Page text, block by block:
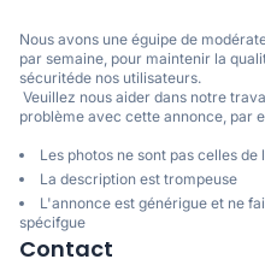
Nous avons une éguipe de
par semaine, pour maintenir la
sécuritéde nos utilisateurs.
Veuillez nous aider dans notre
problème avec cette annonce, par
Les photos ne sont pas celles
La description est trompeuse
L'annonce est générigue et ne
spécifgue
Contact